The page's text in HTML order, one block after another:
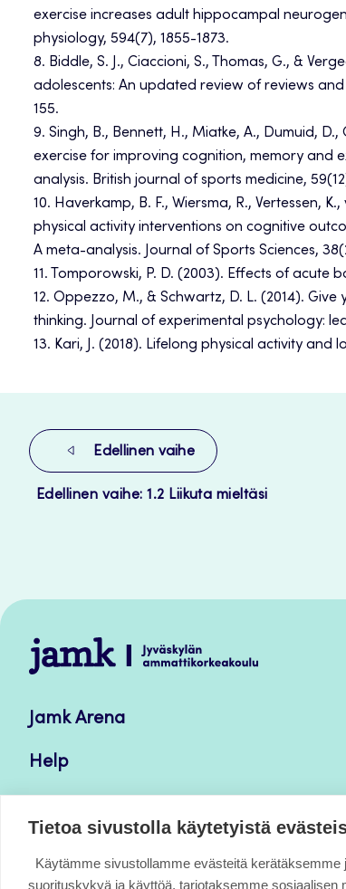
exercise increases adult hippocampal
physiology, 594(7), 1855-1873.
8. Biddle, S. J., Ciaccioni, S., Thomas, G., &
adolescents: An updated review of reviews
155.
9. Singh, B., Bennett, H., Miatke, A., Dumuid,
exercise for improving cognition, memory and
analysis. British journal of sports medicine,
10. Haverkamp, B. F., Wiersma, R., Vertessen,
physical activity interventions on cognitive
A meta-analysis. Journal of Sports Sciences,
11. Tomporowski, P. D. (2003). Effects of acute
12. Oppezzo, M., & Schwartz, D. L. (2014).
thinking. Journal of experimental psychology:
13. Kari, J. (2018). Lifelong physical activity
Edellinen vaihe
Edellinen vaihe: 1.2 Liikuta mieltäsi
Jamk
–
Avoimet
Jamk Arena
Help
Tietoa sivustolla käytetyistä
Käytämme sivustollamme evästeitä
suorituskykyä ja käyttöä, tarjotaksemme sosiaalisen